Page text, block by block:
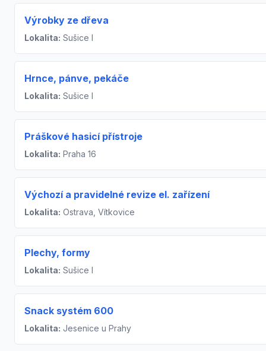
Výrobky ze dřeva
Lokalita: Sušice I
Hrnce, pánve, pekáče
Lokalita: Sušice I
Práškové hasicí přístroje
Lokalita: Praha 16
Výchozí a pravidelné revize el. zařízení
Lokalita: Ostrava, Vítkovice
Plechy, formy
Lokalita: Sušice I
Snack systém 600
Lokalita: Jesenice u Prahy